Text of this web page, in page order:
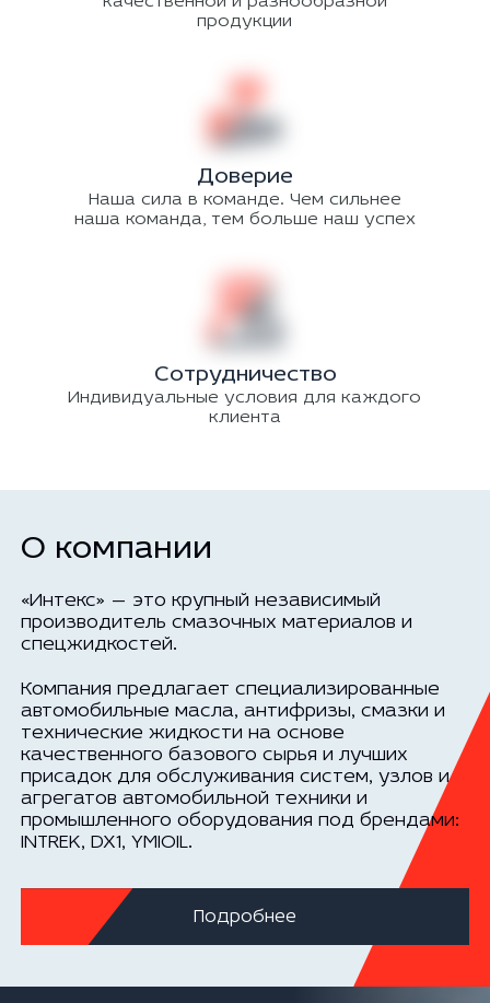
продукции
Доверие
Наша сила в команде. Чем сильнее
наша команда, тем больше наш успех
Сотрудничество
Индивидуальные условия для каждого
клиента
О компании
«Интекс» — это крупный независимый
производитель смазочных материалов и
спецжидкостей.
Компания предлагает специализированные
автомобильные масла, антифризы, смазки и
технические жидкости на основе
качественного базового сырья и лучших
присадок для обслуживания систем, узлов и
агрегатов автомобильной техники и
промышленного оборудования под брендами:
INTREK, DX1, YMIOIL.
Подробнее